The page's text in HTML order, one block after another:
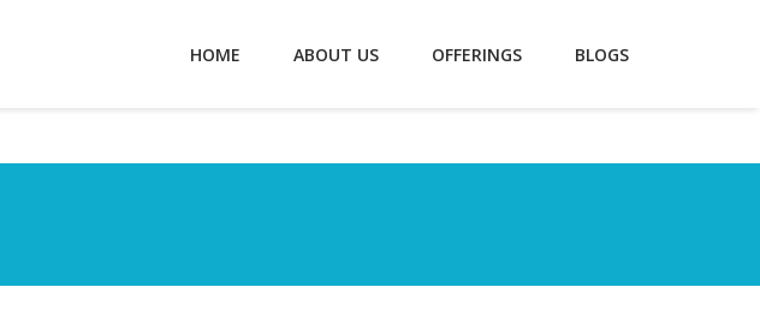
HOME ABOUT US OFFERINGS BLOGS